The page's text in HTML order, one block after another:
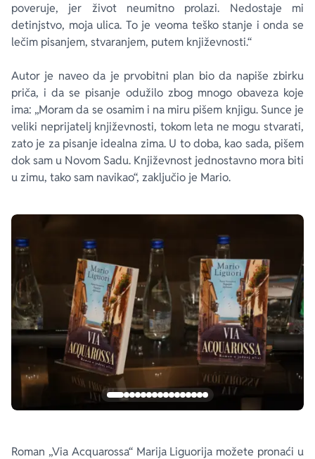
poveruje, jer život neumitno prolazi. Nedostaje mi
detinjstvo, moja ulica. To je veoma teško stanje i onda se
lečim pisanjem, stvaranjem, putem književnosti.“
Autor je naveo da je prvobitni plan bio da napiše zbirku
priča, i da se pisanje odužilo zbog mnogo obaveza koje
ima: „Moram da se osamim i na miru pišem knjigu. Sunce je
veliki neprijatelj književnosti, tokom leta ne mogu stvarati,
zato je za pisanje idealna zima. U to doba, kao sada, pišem
dok sam u Novom Sadu. Književnost jednostavno mora biti
u zimu, tako sam navikao“, zaključio je Mario.
Roman „Via Acquarossa“ Marija Liguorija možete pronaći u